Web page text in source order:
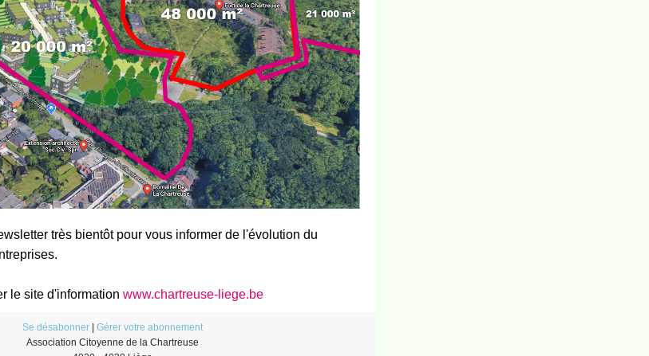
très bientôt pour vous informer de l'évolution du
le site d'information www.chartreuse-liege.be
Se désabonner
Gérer votre abonnement
Association Citoyenne de la Chartreuse